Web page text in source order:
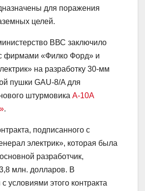
для поражения
целей.
ВВС заключило
фирмами «Филко Форд» и
на разработку 30-мм
пушки GAU-8/A для
штурмовика А-10А
.
подписанного с
электрик», которая была
разработчик,
млн. долларов. В
с условиями этого контракта